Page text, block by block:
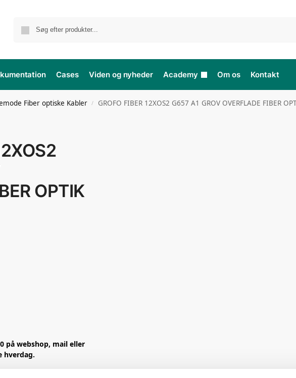
Cases Viden og nyheder Academy Om os Kontakt
Fiber optiske Kabler / GROFO FIBER 12XOS2 G657 A1 GROV OVERFLADE FIBER
OPTIK
på webshop, mail eller
hverdag.